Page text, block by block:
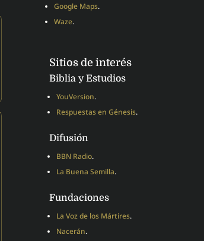
Google Maps.
Waze.
Sitios de interés
Biblia y Estudios
YouVersion.
Respuestas en Génesis.
Difusión
BBN Radio.
La Buena Semilla.
Fundaciones
La Voz de los Mártires.
Nacerán.